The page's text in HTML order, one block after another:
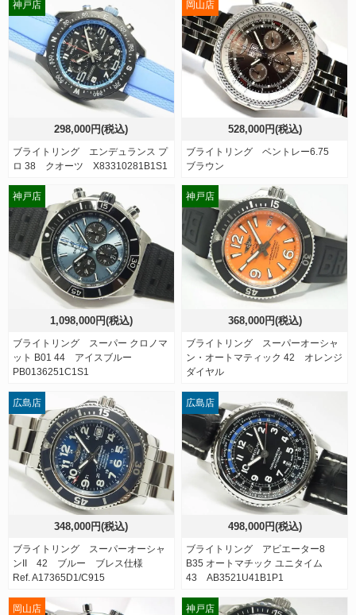
298,000円(税込)
ブライトリング エンデュランス プ
ロ 38 クオーツ X83310281B1S1
神戸店
528,000円(税込)
ブライトリング ベントレー6.75
ブラウン
岡山店
1,098,000円(税込)
ブライトリング スーパー クロノマ
ット B01 44 アイスブルー
PB0136251C1S1
神戸店
368,000円(税込)
ブライトリング スーパーオーシャ
ン・オートマティック 42 オレンジ
ダイヤル
神戸店
348,000円(税込)
ブライトリング スーパーオーシャ
ンII 42 ブルー ブレス仕様
Ref. A17365D1/C915
広島店
498,000円(税込)
ブライトリング アビエーター8
B35 オートマチック ユニタイム
43 AB3521U41B1P1
広島店
岡山店 神戸店